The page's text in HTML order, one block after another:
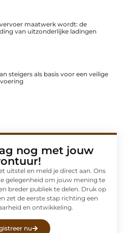
maatwerk wordt: de
van uitzonderlijke ladingen
steigers als basis voor een veilige
nog met jouw
uitstel en meld je direct aan. Ons
gelegenheid om jouw mening te
breder publiek te delen. Druk op
zet de eerste stap richting een
en ontwikkeling.
nu